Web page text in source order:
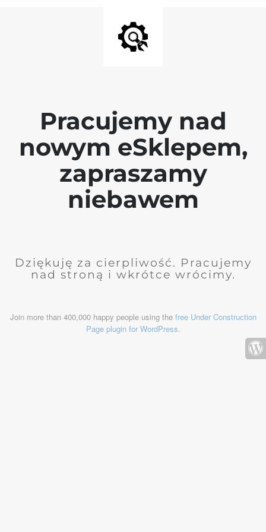
Pracujemy nad
nowym eSklepem,
zapraszamy
niebawem
Dziękuję za cierpliwość. Pracujemy
nad stroną i wkrótce wrócimy.
Join more than 400,000 happy people using the free Under Construction
Page plugin for WordPress.